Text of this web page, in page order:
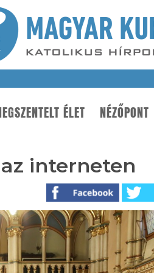
ÉLET NÉZŐPONT
interneten